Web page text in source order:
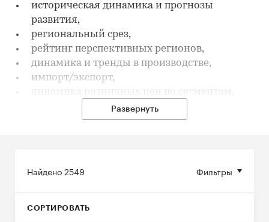
историческая динамика и прогнозы
развития,
региональный срез,
рейтинг перспективных регионов,
динамика и тренды в производстве,
импорт/экспорт,
динамика розничных цен по сегментам,
тренды и тенденции в потребительском
поведении,
Источники данных и методы анализа:
информации РБК, собственные разработки
Развернуть
Фильтры
Найдено2549
СОРТИРОВАТЬ